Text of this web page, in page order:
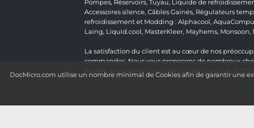
DocMicro.com utilise un nombre minimal de Cookies afin de garantir une
Pompes, Réservoirs, Tuyau, Liquide de
Accessoires silence, Câbles Gainés, Régulateurs
refroidissement et Modding : Alphacool,
Laing, Liquid.cool, MasterKleer, Mayhems, Monsoon,
La satisfaction du client est au cœur de nos
commandes. Nous vous proposons de nombreux
modes de paiement sécurisés (Carte bancaire, 3xCB